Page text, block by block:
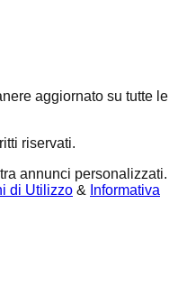
aggiornato su tutte le
riservati.
annunci personalizzati.
di Utilizzo & Informativa